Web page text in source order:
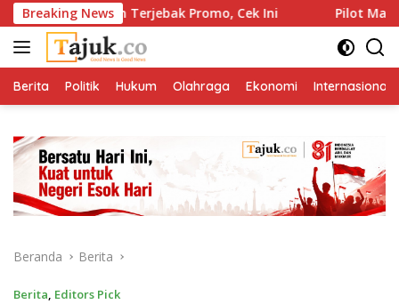
Langsung
ke
konten
Breaking News
Terjebak Promo, Cek Ini Pilot Malaysia Airlines
Berita Politik Hukum Olahraga Ekonomi Internasional
Beranda Berita
Berita, Editors Pick